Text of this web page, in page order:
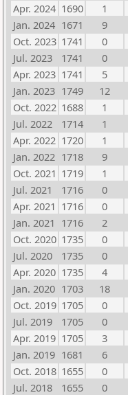
Apr. 2024 1690 1
Jan. 2024 1671 9
Oct. 2023 1741 0
Jul. 2023
1741 0
Apr. 2023 1741 5
Jan. 2023 1749 12
Oct. 2022 1688 1
Jul. 2022
1714 1
Apr. 2022 1720 1
Jan. 2022 1718 9
Oct. 2021 1719 1
Jul. 2021
1716 0
Apr. 2021 1716 0
Jan. 2021 1716 2
Oct. 2020 1735 0
Jul. 2020
1735 0
Apr. 2020 1735 4
Jan. 2020 1703 18
Oct. 2019 1705 0
Jul. 2019
1705 0
Apr. 2019 1705 3
Jan. 2019 1681 6
Oct. 2018 1655 0
Jul. 2018
1655 0